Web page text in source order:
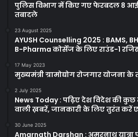
पुलिस विभाग में किए गए फेरबदल 8
तबादले
23 August 2025
AYUSH Counselling 2025 : BAMS,
B-Pharma कोर्सेज के लिए राउंड-1
17 May 2023
मुख्यमंत्री ग्रामोद्योग रोजगार योजना
2 July 2025
News Today : पढ़िए देश विदेश की
वाली ख़बरें, जानकारी के लिए तुरंत करें
30 June 2025
Amarnath Darshan : अमरनाथ यात्रा